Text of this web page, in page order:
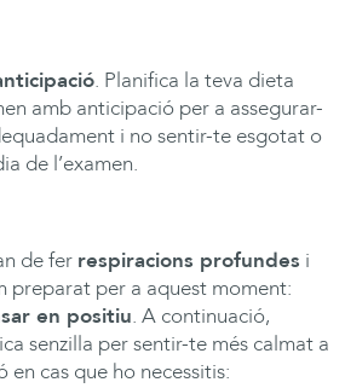
. Planifica la teva dieta
amb anticipació per a assegurar-
i no sentir-te esgotat o
de l’examen.
de fer respiracions profundes i
preparat per a aquest moment:
en positiu. A continuació,
senzilla per sentir-te més calmat a
cas que ho necessitis: